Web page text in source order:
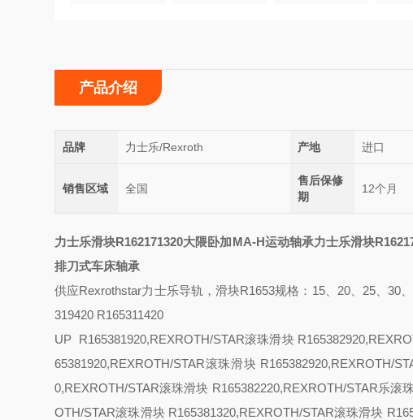
产品介绍
品牌 力士乐/Rexroth 产地 进口
销售区域 全国
售后保修
期
12个月
力士乐滑块R162171320大隈卧加MA-H运动轴承力士乐滑块
排刀式车床轴承
供应Rexrothstar力士乐导轨，滑块R1653规格： 15、20、25、30
319420 R165311420
UP R165381920,REXROTH/STAR滚珠滑块
65381920,REXROTH/STAR滚珠滑块 R165382920,REXROTH/
0,REXROTH/STAR滚珠滑块 R165382220,REXROTH/STAR乐滚
OTH/STAR滚珠滑块 R165381320,REXROTH/STAR滚珠滑块